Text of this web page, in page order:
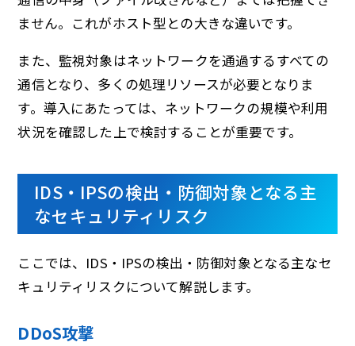
ません。これがホスト型との大きな違いです。
また、監視対象はネットワークを通過するすべての
通信となり、多くの処理リソースが必要となりま
す。導入にあたっては、ネットワークの規模や利用
状況を確認した上で検討することが重要です。
IDS・IPSの検出・防御対象となる主
なセキュリティリスク
ここでは、IDS・IPSの検出・防御対象となる主なセ
キュリティリスクについて解説します。
DDoS攻撃